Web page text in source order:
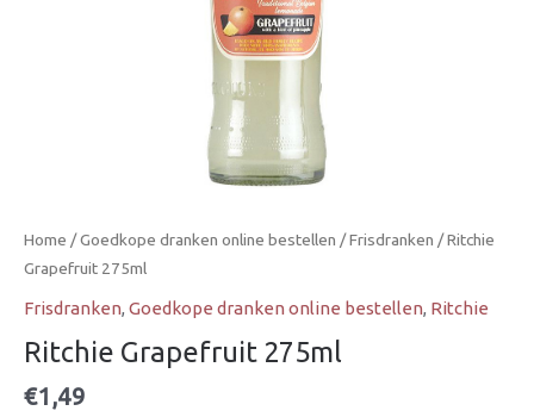
Home /Goedkope dranken online bestellen /Frisdranken / Ritchie
Grapefruit 275ml
Frisdranken, Goedkope dranken online bestellen, Ritchie
Ritchie Grapefruit 275ml
€1,49